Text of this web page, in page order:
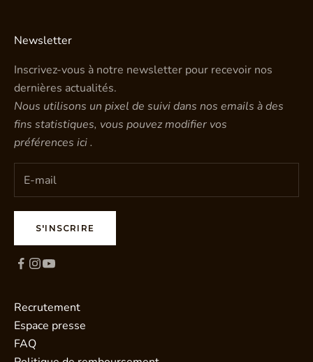
Newsletter
Inscrivez-vous à notre newsletter pour recevoir nos
dernières actualités.
Nous utilisons un pixel de suivi dans nos emails à des
fins statistiques, vous pouvez modifier vos
préférences ici.
S'INSCRIRE
Recrutement
Espace presse
FAQ